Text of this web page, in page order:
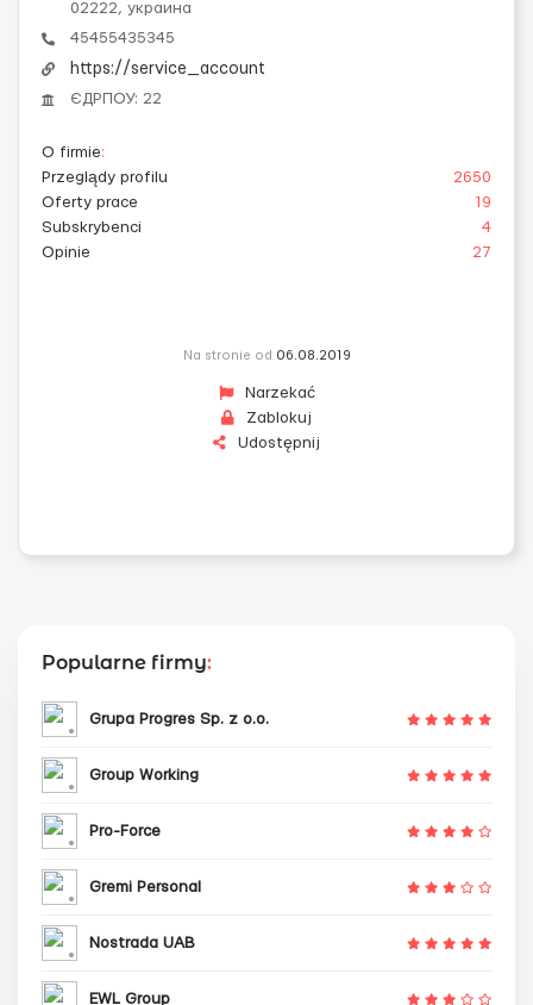
02222, украина
45455435345
https://service_account
ЄДРПОУ: 22
O firmie:
Przeglądy profilu
2650
Oferty prace
19
Subskrybenci
4
Opinie
27
Na stronie od 06.08.2019
Narzekać
Zablokuj
Udostępnij
Popularne firmy:
Grupa Progres Sp. z o.o.
Group Working
Pro-Force
Gremi Personal
Nostrada UAB
EWL Group